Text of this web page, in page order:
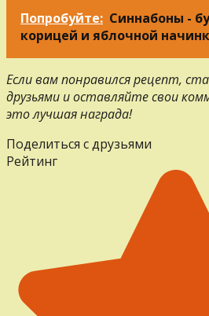
Попробуйте: Синнабоны -
корицей и яблочной
Если вам понравился рецепт,
друзьями и оставляйте свои
это лучшая награда!
Поделиться с друзьями
Рейтинг